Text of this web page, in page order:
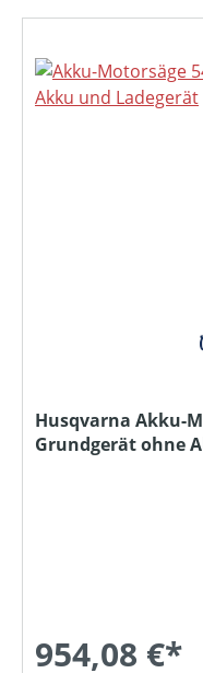
Husqvarna Akku-
Grundgerät ohne
954,08 €*